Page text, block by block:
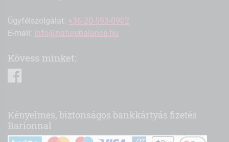
Ügyfélszolgálat: +36-20-593-0902
E-mail: info@naturebalance.hu
Kövess minket:
Kényelmes, biztonságos bankkártyás fizetés
Barionnal